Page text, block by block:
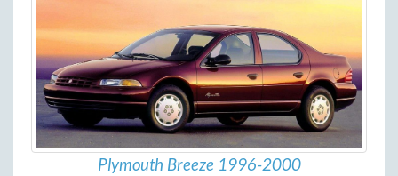
Plymouth Breeze 1996-2000